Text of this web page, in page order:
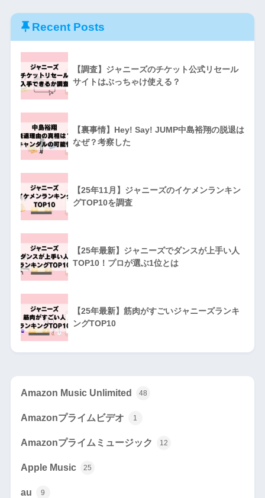
Recent Posts
【調査】ジャニーズのチケット公式リセール
サイトはぶっちゃけ使える？
【裏事情】Hey! Say! JUMP中島裕翔の脱退は
なぜ？考察した
【25年11月】ジャニーズのイケメンランキン
グTOP10を調査
【25年最新】ジャニーズでダンスが上手い人
TOP10！プロが選ぶ1位とは
【25年最新】筋肉がすごいジャニーズランキ
ングTOP10
Amazon Music Unlimited 48
Amazonプライムビデオ 1
Amazonプライムミュージック 12
Apple Music 25
au 9